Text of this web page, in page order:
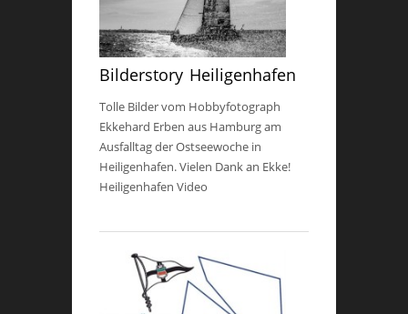
Bilderstory Heiligenhafen
Tolle Bilder vom Hobbyfotograph
Ekkehard Erben aus Hamburg am
Ausfalltag der Ostseewoche in
Heiligenhafen. Vielen Dank an Ekke!
Heiligenhafen Video